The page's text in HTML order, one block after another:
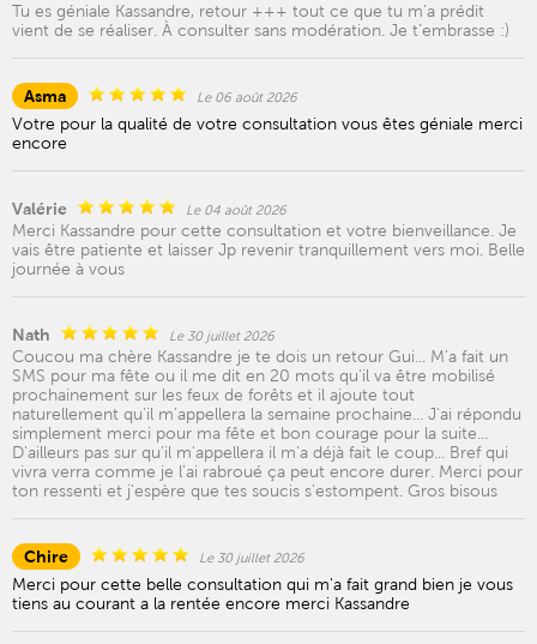
Tu es géniale Kassandre, retour +++ tout ce que tu m’a prédit
vient de se réaliser. À consulter sans modération. Je t’embrasse :)
Asma Le 06 août 2026
Votre pour la qualité de votre consultation vous êtes géniale merci
encore
Valérie Le 04 août 2026
Merci Kassandre pour cette consultation et votre bienveillance. Je
vais être patiente et laisser Jp revenir tranquillement vers moi. Belle
journée à vous
Nath Le 30 juillet 2026
Coucou ma chère Kassandre je te dois un retour Gui... M'a fait un
SMS pour ma fête ou il me dit en 20 mots qu'il va être mobilisé
prochainement sur les feux de forêts et il ajoute tout
naturellement qu'il m'appellera la semaine prochaine... J'ai répondu
simplement merci pour ma fête et bon courage pour la suite...
D'ailleurs pas sur qu'il m'appellera il m'a déjà fait le coup... Bref qui
vivra verra comme je l'ai rabroué ça peut encore durer. Merci pour
ton ressenti et j'espère que tes soucis s'estompent. Gros bisous
Chire Le 30 juillet 2026
Merci pour cette belle consultation qui m'a fait grand bien je vous
tiens au courant a la rentée encore merci Kassandre